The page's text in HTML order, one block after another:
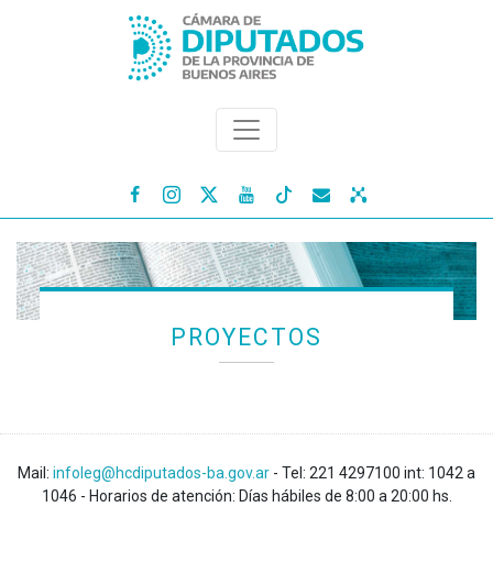
   
PROYECTOS
Mail: infoleg@hcdiputados-ba.gov.ar - Tel: 221 4297100 int: 1042 a
1046 - Horarios de atención: Días hábiles de 8:00 a 20:00 hs.